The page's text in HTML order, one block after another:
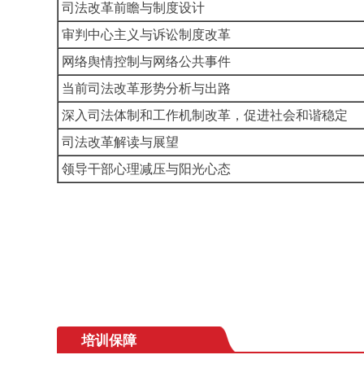
司法改革前瞻与制度设计
审判中心主义与诉讼制度改革
网络舆情控制与网络公共事件
当前司法改革形势分析与出路
深入司法体制和工作机制改革，促进社会和谐稳定
司法改革解读与展望
领导干部心理减压与阳光心态
培训保障